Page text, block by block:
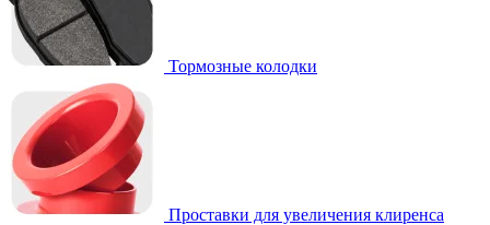
Тормозные колодки
Проставки для увеличения клиренса